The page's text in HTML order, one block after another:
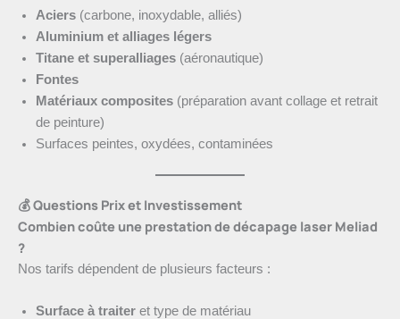
Aciers (carbone, inoxydable, alliés)
Aluminium et alliages légers
Titane et superalliages (aéronautique)
Fontes
Matériaux composites (préparation avant collage et retrait
de peinture)
Surfaces peintes, oxydées, contaminées
💰 Questions Prix et Investissement
Combien coûte une prestation de décapage laser Meliad
?
Nos tarifs dépendent de plusieurs facteurs :
Surface à traiter et type de matériau